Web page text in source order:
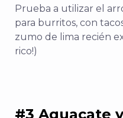
Prueba a utilizar el
para burritos, con
zumo de lima recién
rico!)
#3 Aguacate